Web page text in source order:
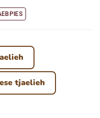
tjaelieh